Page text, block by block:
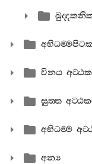
විනය
සුත‍්ත
අභිධම‍්ම
අන්‍ය